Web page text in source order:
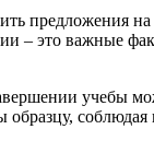
предложения
– это важные
учебы
соблюдая